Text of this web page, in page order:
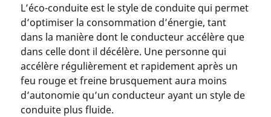
L’éco-conduite est le style de conduite qui permet
d’optimiser la consommation d’énergie, tant
dans la manière dont le conducteur accélère que
dans celle dont il décélère. Une personne qui
accélère régulièrement et rapidement après un
feu rouge et freine brusquement aura moins
d’autonomie qu’un conducteur ayant un style de
conduite plus fluide.